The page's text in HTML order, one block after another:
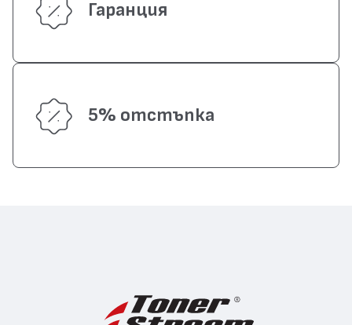
Гаранция
5% отстъпка